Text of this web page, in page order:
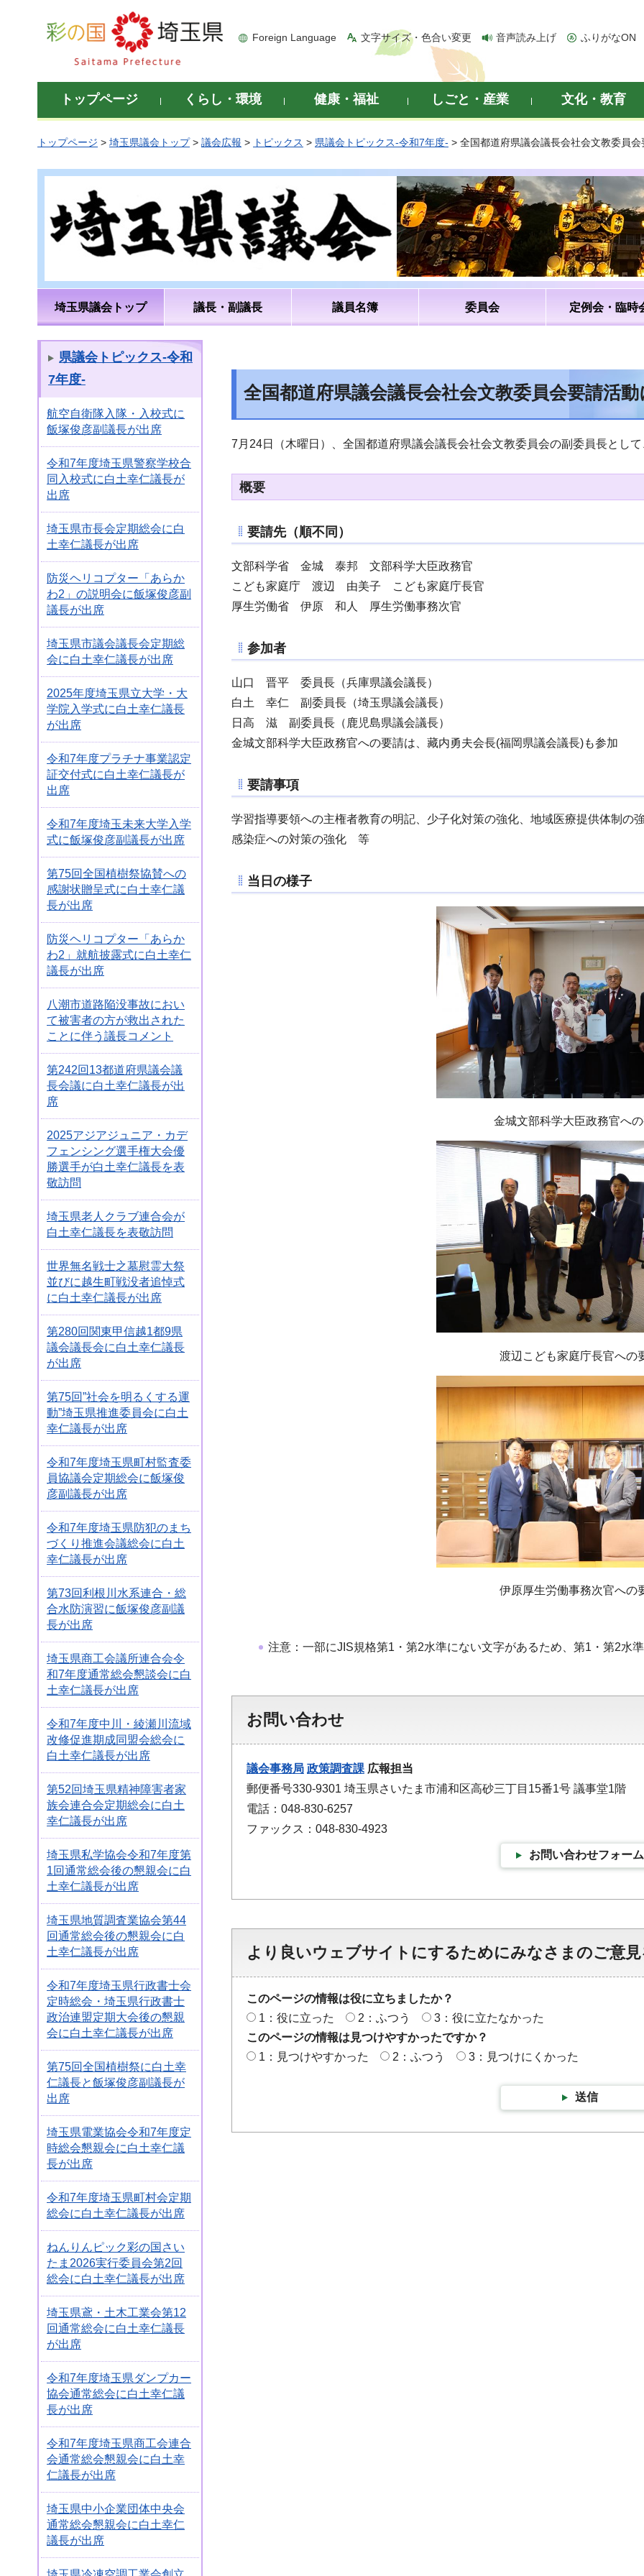
彩の国 埼玉県
Foreign Language 文字サイズ・色合い変更 音声読み上げ ふりがなON
トップページ くらし・環境 健康・福祉 しごと・産業 文化・教育
トップページ > 埼玉県議会トップ> 議会広報 > トピックス > 県議会トピックス-令和7年度- > 全国都道府県議会議長会社会文教委員
埼玉県議会トップ 議長・副議長 議員名簿 委員会 定例会・臨時
県議会トピックス-令和
7年度-
航空自衛隊入隊・入校式に
飯塚俊彦副議長が出席
令和7年度埼玉県警察学校合
同入校式に白土幸仁議長が
出席
埼玉県市長会定期総会に白
土幸仁議長が出席
防災ヘリコプター「あらか
わ2」の説明会に飯塚俊彦副
議長が出席
埼玉県市議会議長会定期総
会に白土幸仁議長が出席
2025年度埼玉県立大学・大
学院入学式に白土幸仁議長
が出席
令和7年度プラチナ事業認定
証交付式に白土幸仁議長が
出席
令和7年度埼玉未来大学入学
式に飯塚俊彦副議長が出席
第75回全国植樹祭協賛への
感謝状贈呈式に白土幸仁議
長が出席
防災ヘリコプター「あらか
わ2」就航披露式に白土幸仁
議長が出席
八潮市道路陥没事故におい
て被害者の方が救出された
ことに伴う議長コメント
第242回13都道府県議会議
長会議に白土幸仁議長が出
席
2025アジアジュニア・カデ
フェンシング選手権大会優
勝選手が白土幸仁議長を表
敬訪問
埼玉県老人クラブ連合会が
白土幸仁議長を表敬訪問
世界無名戦士之墓慰霊大祭
並びに越生町戦没者追悼式
に白土幸仁議長が出席
第280回関東甲信越1都9県
議会議長会に白土幸仁議長
が出席
第75回”社会を明るくする運
動”埼玉県推進委員会に白土
幸仁議長が出席
令和7年度埼玉県町村監査委
員協議会定期総会に飯塚俊
彦副議長が出席
令和7年度埼玉県防犯のまち
づくり推進会議総会に白土
幸仁議長が出席
第73回利根川水系連合・総
合水防演習に飯塚俊彦副議
長が出席
埼玉県商工会議所連合会令
和7年度通常総会懇談会に白
土幸仁議長が出席
令和7年度中川・綾瀬川流域
改修促進期成同盟会総会に
白土幸仁議長が出席
第52回埼玉県精神障害者家
族会連合会定期総会に白土
幸仁議長が出席
埼玉県私学協会令和7年度第
1回通常総会後の懇親会に白
土幸仁議長が出席
埼玉県地質調査業協会第44
回通常総会後の懇親会に白
土幸仁議長が出席
令和7年度埼玉県行政書士会
定時総会・埼玉県行政書士
政治連盟定期大会後の懇親
会に白土幸仁議長が出席
第75回全国植樹祭に白土幸
仁議長と飯塚俊彦副議長が
出席
埼玉県電業協会令和7年度定
時総会懇親会に白土幸仁議
長が出席
令和7年度埼玉県町村会定期
総会に白土幸仁議長が出席
ねんりんピック彩の国さい
たま2026実行委員会第2回
総会に白土幸仁議長が出席
埼玉県鳶・土木工業会第12
回通常総会に白土幸仁議長
が出席
令和7年度埼玉県ダンプカー
協会通常総会に白土幸仁議
長が出席
令和7年度埼玉県商工会連合
会通常総会懇親会に白土幸
仁議長が出席
埼玉県中小企業団体中央会
通常総会懇親会に白土幸仁
議長が出席
全国都道府県議会議長会社会文教委員会要請活
7月24日（木曜日）、全国都道府県議会議長会社会文教委員会の副委員長とし
概要
要請先（順不同）
文部科学省 金城 泰邦 文部科学大臣政務官
こども家庭庁 渡辺 由美子 こども家庭庁長官
厚生労働省 伊原 和人 厚生労働事務次官
参加者
山口 晋平 委員長（兵庫県議会議長）
白土 幸仁 副委員長（埼玉県議会議長）
日高 滋 副委員長（鹿児島県議会議長）
金城文部科学大臣政務官への要請は、藏内勇夫会長(福岡県議会議長)も参加
要請事項
学習指導要領への主権者教育の明記、少子化対策の強化、地域医療提供体制の
感染症への対策の強化 等
当日の様子
金城文部科学大臣政務官へ
渡辺こども家庭庁長官への
伊原厚生労働事務次官への
注意：一部にJIS規格第1・第2水準にない文字があるため、第1・第2水
お問い合わせ
議会事務局 政策調査課 広報担当
郵便番号330-9301 埼玉県さいたま市浦和区高砂三丁目15番1号 議事堂1階
電話：048-830-6257
ファックス：048-830-4923
お問い合わせフォーム
より良いウェブサイトにするためにみなさまのご意
このページの情報は役に立ちましたか？
1：役に立った
2：ふつう
3：役に立たなかった
このページの情報は見つけやすかったですか？
1：見つけやすかった
2：ふつう 3：見つけにくかった
送信